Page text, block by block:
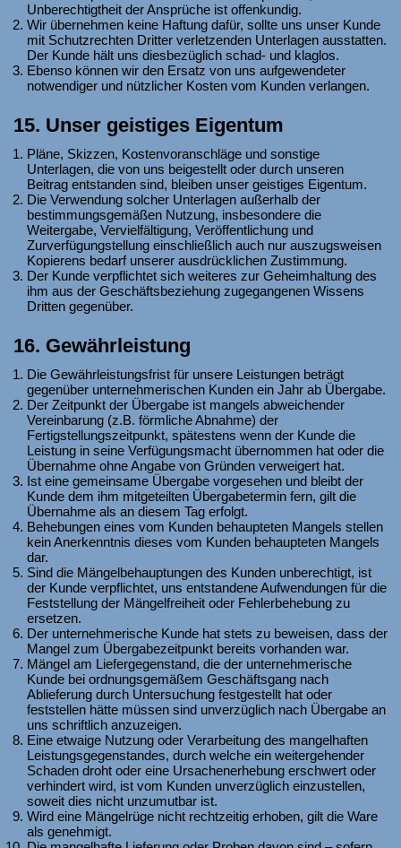
Unberechtigtheit der Ansprüche ist offenkundig.
Wir übernehmen keine Haftung dafür, sollte uns unser Kunde
mit Schutzrechten Dritter verletzenden Unterlagen ausstatten.
Der Kunde hält uns diesbezüglich schad- und klaglos.
Ebenso können wir den Ersatz von uns aufgewendeter
notwendiger und nützlicher Kosten vom Kunden verlangen.
15. Unser geistiges Eigentum
Pläne, Skizzen, Kostenvoranschläge und sonstige
Unterlagen, die von uns beigestellt oder durch unseren
Beitrag entstanden sind, bleiben unser geistiges Eigentum.
Die Verwendung solcher Unterlagen außerhalb der
bestimmungsgemäßen Nutzung, insbesondere die
Weitergabe, Vervielfältigung, Veröffentlichung und
Zurverfügungstellung einschließlich auch nur auszugsweisen
Kopierens bedarf unserer ausdrücklichen Zustimmung.
Der Kunde verpflichtet sich weiteres zur Geheimhaltung des
ihm aus der Geschäftsbeziehung zugegangenen Wissens
Dritten gegenüber.
16. Gewährleistung
Die Gewährleistungsfrist für unsere Leistungen beträgt
gegenüber unternehmerischen Kunden ein Jahr ab Übergabe.
Der Zeitpunkt der Übergabe ist mangels abweichender
Vereinbarung (z.B. förmliche Abnahme) der
Fertigstellungszeitpunkt, spätestens wenn der Kunde die
Leistung in seine Verfügungsmacht übernommen hat oder die
Übernahme ohne Angabe von Gründen verweigert hat.
Ist eine gemeinsame Übergabe vorgesehen und bleibt der
Kunde dem ihm mitgeteilten Übergabetermin fern, gilt die
Übernahme als an diesem Tag erfolgt.
Behebungen eines vom Kunden behaupteten Mangels stellen
kein Anerkenntnis dieses vom Kunden behaupteten Mangels
dar.
Sind die Mängelbehauptungen des Kunden unberechtigt, ist
der Kunde verpflichtet, uns entstandene Aufwendungen für die
Feststellung der Mängelfreiheit oder Fehlerbehebung zu
ersetzen.
Der unternehmerische Kunde hat stets zu beweisen, dass der
Mangel zum Übergabezeitpunkt bereits vorhanden war.
Mängel am Liefergegenstand, die der unternehmerische
Kunde bei ordnungsgemäßem Geschäftsgang nach
Ablieferung durch Untersuchung festgestellt hat oder
feststellen hätte müssen sind unverzüglich nach Übergabe an
uns schriftlich anzuzeigen.
Eine etwaige Nutzung oder Verarbeitung des mangelhaften
Leistungsgegenstandes, durch welche ein weitergehender
Schaden droht oder eine Ursachenerhebung erschwert oder
verhindert wird, ist vom Kunden unverzüglich einzustellen,
soweit dies nicht unzumutbar ist.
Wird eine Mängelrüge nicht rechtzeitig erhoben, gilt die Ware
als genehmigt.